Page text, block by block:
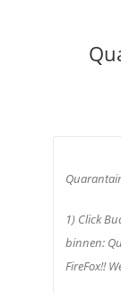
1) Click
binnen:
FireFox!!